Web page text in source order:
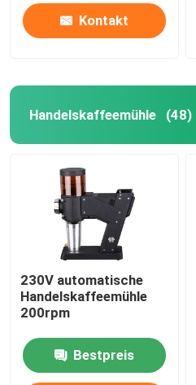
Kontakt
Handelskaffeemühle (48)
230V automatische
Handelskaffeemühle
200rpm
Bestpreis